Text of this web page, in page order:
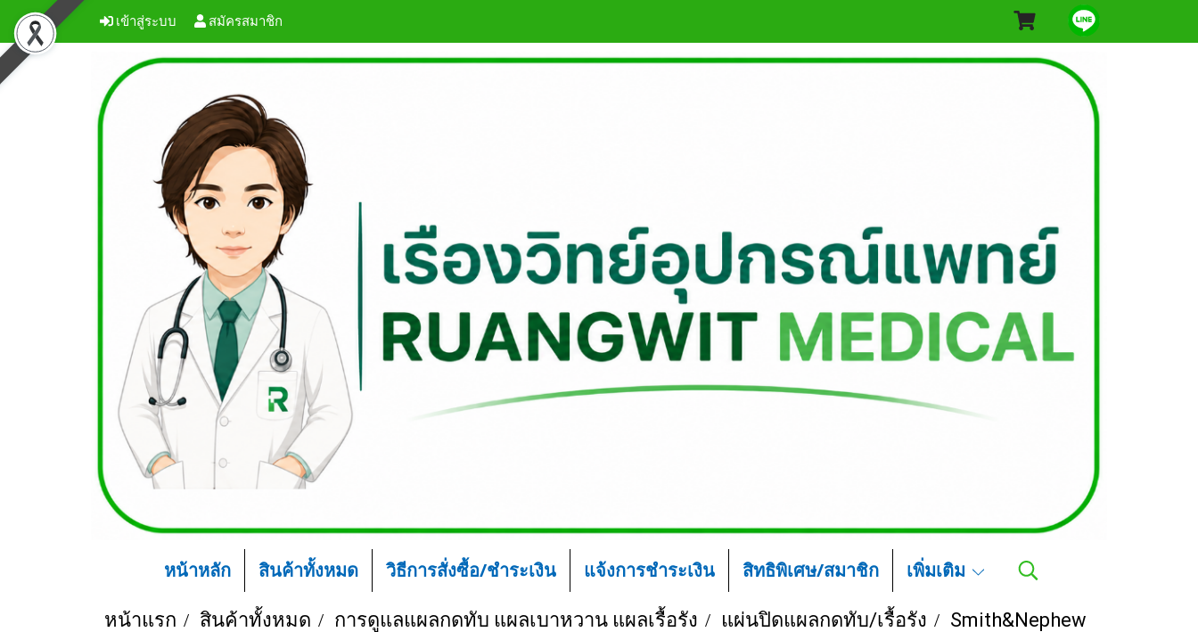
เข้าสู่ระบบ สมัครสมาชิก
หน้าหลัก สินค้าทั้งหมด วิธีการสั่งซื้อ/ชำระเงิน แจ้งการชำระเงิน สิทธิพิเศษ/สมาชิก เพิ่มเติม
หน้าแรก สินค้าทั้งหมด การดูแลแผลกดทับ แผลเบาหวาน แผลเรื้อรัง แผ่นปิดแผลกดทับ/เรื้อรัง
Smith&Nephew